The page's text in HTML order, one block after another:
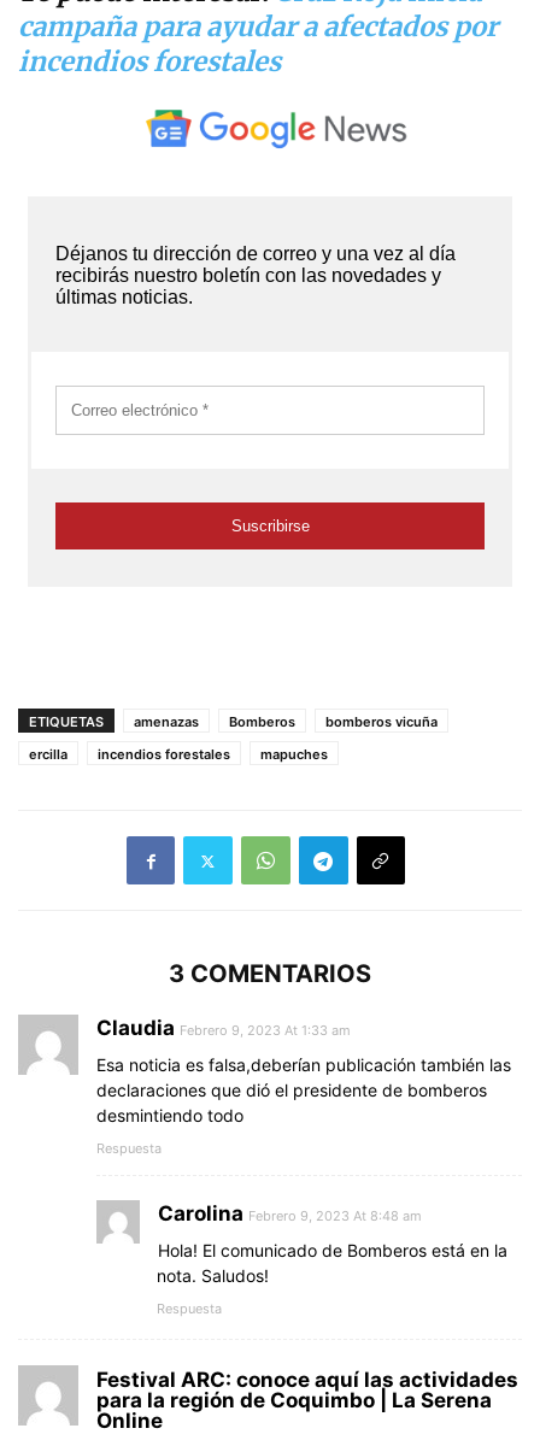
campaña para ayudar a afectados por
incendios forestales
ETIQUETAS amenazas Bomberos
bomberos vicuña
ercilla
incendios forestales mapuches
3 COMENTARIOS
Claudia Febrero 9, 2023 At 1:33 am
Esa noticia es falsa,deberían publicación también las
declaraciones que dió el presidente de bomberos
desmintiendo todo
Respuesta
Carolina Febrero 9, 2023 At 8:48 am
Hola! El comunicado de Bomberos está en la
nota. Saludos!
Respuesta
Festival ARC: conoce aquí las actividades
para la región de Coquimbo | La Serena
Online